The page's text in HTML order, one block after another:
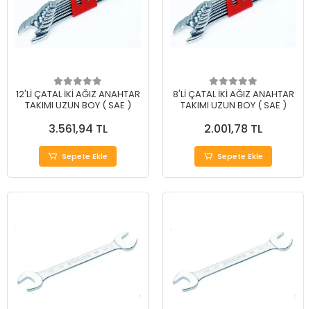
12'Lİ ÇATAL İKİ AĞIZ ANAHTAR
TAKIMI UZUN BOY ( SAE )
3.561,94 TL
Sepete Ekle
8'Lİ ÇATAL İKİ AĞIZ ANAHTAR
TAKIMI UZUN BOY ( SAE )
2.001,78 TL
Sepete Ekle